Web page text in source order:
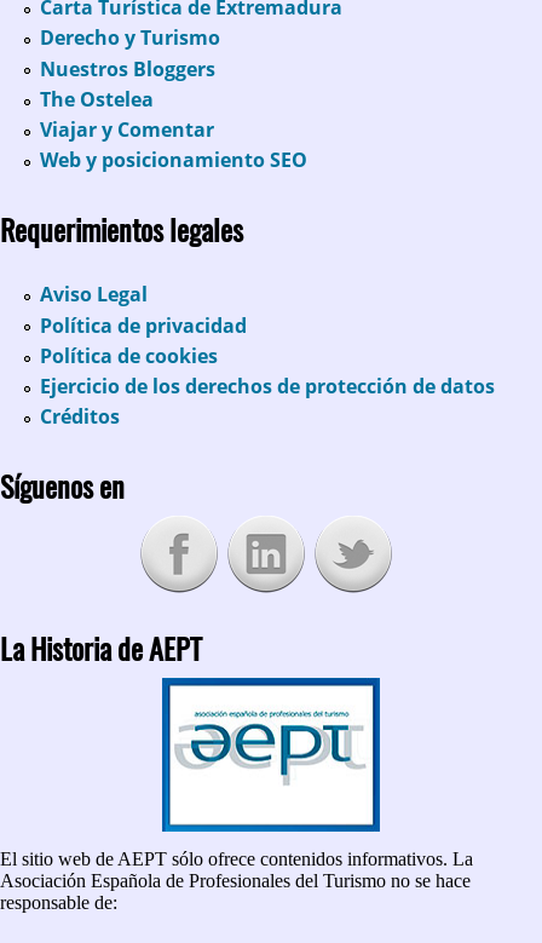
Carta Turística de Extremadura
Derecho y Turismo
Nuestros Bloggers
The Ostelea
Viajar y Comentar
Web y posicionamiento SEO
Requerimientos legales
Aviso Legal
Política de privacidad
Política de cookies
Ejercicio de los derechos de protección de datos
Créditos
Síguenos en
La Historia de AEPT
El sitio web de AEPT sólo ofrece contenidos informativos. La
Asociación Española de Profesionales del Turismo no se hace
responsable de: